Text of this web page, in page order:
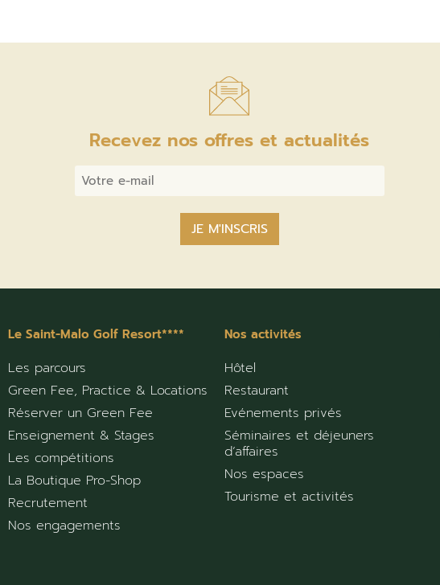
Recevez nos offres et actualités
Email
Le Saint-Malo Golf Resort****
Les parcours
Green Fee, Practice & Locations
Réserver un Green Fee
Enseignement & Stages
Les compétitions
La Boutique Pro-Shop
Recrutement
Nos engagements
Nos activités
Hôtel
Restaurant
Evénements privés
Séminaires et déjeuners
d’affaires
Nos espaces
Tourisme et activités